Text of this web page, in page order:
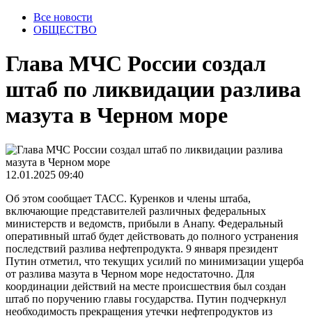
Все новости
ОБЩЕСТВО
Глава МЧС России создал
штаб по ликвидации разлива
мазута в Черном море
12.01.2025 09:40
Об этом сообщает ТАСС. Куренков и члены штаба,
включающие представителей различных федеральных
министерств и ведомств, прибыли в Анапу. Федеральный
оперативный штаб будет действовать до полного устранения
последствий разлива нефтепродукта. 9 января президент
Путин отметил, что текущих усилий по минимизации ущерба
от разлива мазута в Черном море недостаточно. Для
координации действий на месте происшествия был создан
штаб по поручению главы государства. Путин подчеркнул
необходимость прекращения утечки нефтепродуктов из